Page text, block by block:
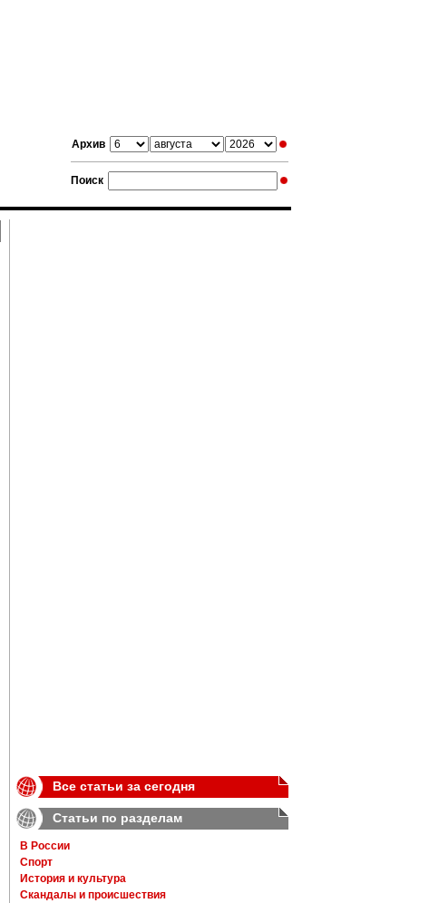
Архив
Поиск
Все статьи за сегодня
Статьи по разделам
В России
Спорт
История и культура
Скандалы и происшествия